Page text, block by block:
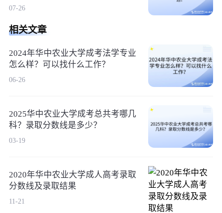
07-26
相关文章
2024年华中农业大学成考法学专业
怎么样？可以找什么工作？
06-26
2025华中农业大学成考总共考哪几
科？录取分数线是多少？
03-19
2020年华中农业大学成人高考录取
分数线及录取结果
11-21